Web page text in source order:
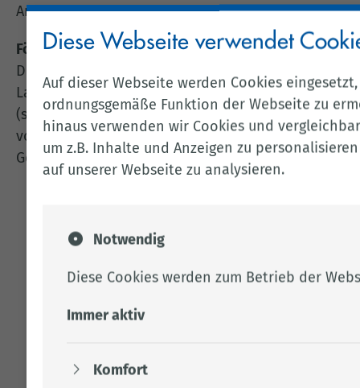
Ansprechpartner.
Förderung
Diese Projekte sind Bestandteil des
Landesprogramms „Familien in Niedersachsen“
(siehe auch Link auf dieser Seite) und werden
vom Niedersächsischen Ministerium für Soziales,
Gesundheit und Gleichstellung gefördert.
ZUSTÄNDIG FÜR BARSSEL, SATERLAND, FRIESOYTHE ( O
T MARKHAUSEN, GEHLENBERG, NEUVREES UND T
Per E-Mail kontaktieren
Diese Webseite verwendet
Auf dieser Webseite werden Cookies
ordnungsgemäße Funktion der Webseite zu
hinaus verwenden wir Cookies und
um z.B. Inhalte und Anzeigen zu
auf unserer Webseite zu analysieren.
Notwendig
Diese Cookies werden zum Betrieb der
Immer aktiv
Komfort